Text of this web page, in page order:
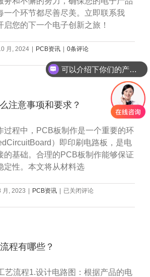
一个环节都尽善尽美。立即联系我
您的下一个电子创新之旅！
月, 2024 PCB资讯
0条评论
注意事项和要求？
过程中，PCB板制作是一个重要的环
）即印刷电路板，是电
的基础。合理的PCB板制作能够保证
定性。本文将从材料选
月, 2023 PCB资讯
pcb
制
事
已关闭评论
程有哪些？
艺流程1.设计电路图：根据产品的电
可以介绍下你们的产品么